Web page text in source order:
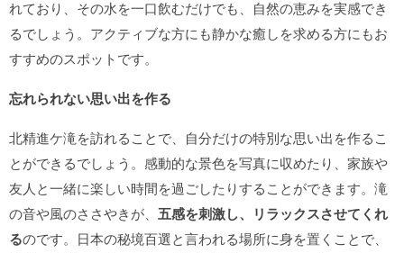
れており、その水を一口飲むだけでも、自然の恵みを実感でき
るでしょう。アクティブな方にも静かな癒しを求める方にもお
すすめのスポットです。
忘れられない思い出を作る
北精進ケ滝を訪れることで、自分だけの特別な思い出を作るこ
とができるでしょう。感動的な景色を写真に収めたり、家族や
友人と一緒に楽しい時間を過ごしたりすることができます。滝
の音や風のささやきが、 五感を刺激し、リラックスさせてくれ
るのです。日本の秘境百選と言われる場所に身を置くことで、